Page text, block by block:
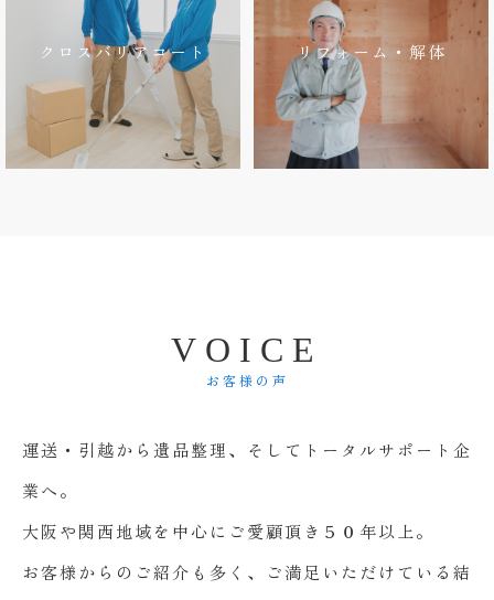
クロスバリアコート リフォーム・解体
V O I C E
お客様の声
運送・引越から遺品整理、そしてトータルサポート企
業へ。
大阪や関西地域を中心にご愛顧頂き５０年以上。
お客様からのご紹介も多く、ご満足いただけている結